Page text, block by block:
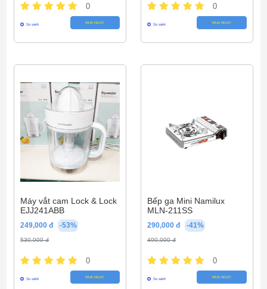
0
So sánh MUA NGAY
0
So sánh MUA NGAY
Máy vắt cam Lock & Lock
EJJ241ABB
249,000 đ -53%
530,000 đ
0
So sánh MUA NGAY
Bếp ga Mini Namilux
MLN-211SS
290,000 đ -41%
490,000 đ
0
So sánh MUA NGAY